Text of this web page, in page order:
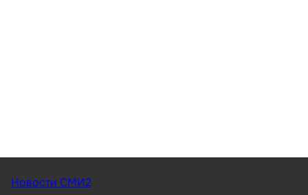
Новости СМИ2